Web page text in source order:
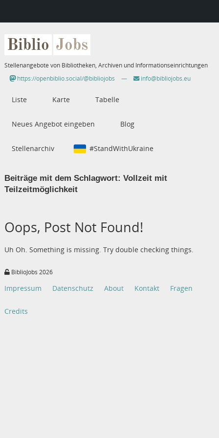
Biblio Jobs
Stellenangebote von Bibliotheken, Archiven und Informationseinrichtungen
https://openbiblio.social/@bibliojobs
— info@bibliojobs.eu
Liste Karte Tabelle
Neues Angebot eingeben Blog
Stellenarchiv #StandWithUkraine
Beiträge mit dem Schlagwort: Vollzeit mit
Teilzeitmöglichkeit
Oops, Post Not Found!
Uh Oh. Something is missing. Try double checking things.
BiblioJobs 2026
Impressum Datenschutz About Kontakt Fragen
Credits